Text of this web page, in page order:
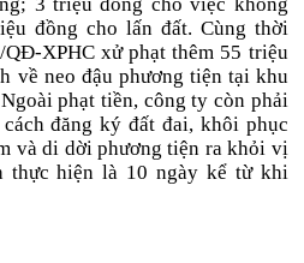
đồng cho lấn đất. Cùng thời
XPHC xử phạt thêm 55 triệu
về neo đậu phương tiện tại khu
phạt tiền, công ty còn phải
đăng ký đất đai, khôi phục
và di dời phương tiện ra khỏi vị
thực hiện là 10 ngày kể từ khi